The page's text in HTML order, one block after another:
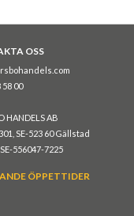
OSS
58 00
HANDELS AB
SE-523 60 Gällstad
556047-7225
ÖPPETTIDER